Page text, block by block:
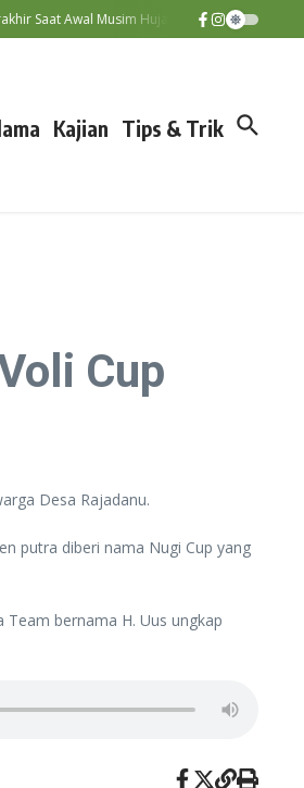
Saat Awal Musim Hujan, Puncak El Nino
Kajian Tips & Trik
Cup
Desa Rajadanu.
putra diberi nama Nugi Cup yang
bernama H. Uus ungkap